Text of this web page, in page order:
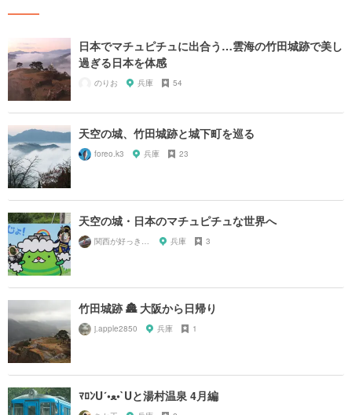
日本でマチュピチュに出合う…雲海の竹田城跡で美し
過ぎる日本を体感
のりお 兵庫 54
天空の城、竹田城跡と城下町を巡る
foreo.k3 兵庫 23
天空の城・日本のマチュピチュな世界へ
関西が好っきゃねん 兵庫 3
竹田城跡 🏯 大阪から日帰り
j.apple2850 兵庫 1
ﾏﾛﾝU´•ﻌ•`Uと湯村温泉 4月編